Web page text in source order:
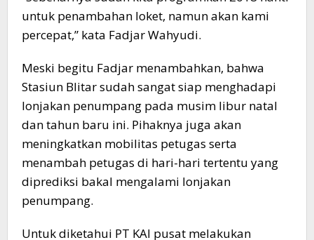
untuk penambahan loket, namun akan kami
percepat,” kata Fadjar Wahyudi.
Meski begitu Fadjar menambahkan, bahwa
Stasiun Blitar sudah sangat siap menghadapi
lonjakan penumpang pada musim libur natal
dan tahun baru ini. Pihaknya juga akan
meningkatkan mobilitas petugas serta
menambah petugas di hari-hari tertentu yang
diprediksi bakal mengalami lonjakan
penumpang.
Untuk diketahui PT KAI pusat melakukan